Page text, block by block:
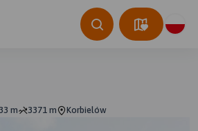
m 3371 m Korbielów